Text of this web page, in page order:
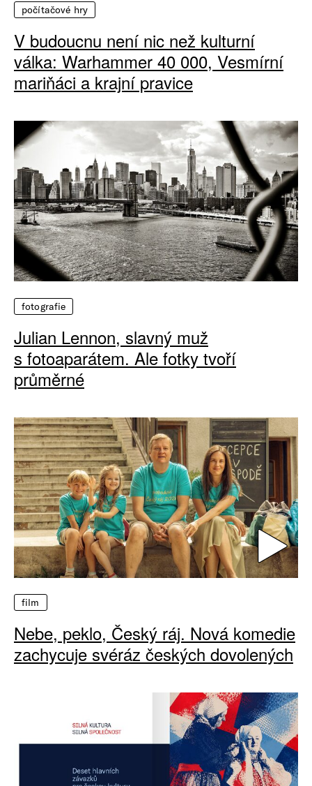
počítačové hry
V budoucnu není nic než kulturní
válka: Warhammer 40 000, Vesmírní
mariňáci a krajní pravice
fotografie
Julian Lennon, slavný muž
s fotoaparátem. Ale fotky tvoří
průměrné
film
Nebe, peklo, Český ráj. Nová komedie
zachycuje svéráz českých dovolených